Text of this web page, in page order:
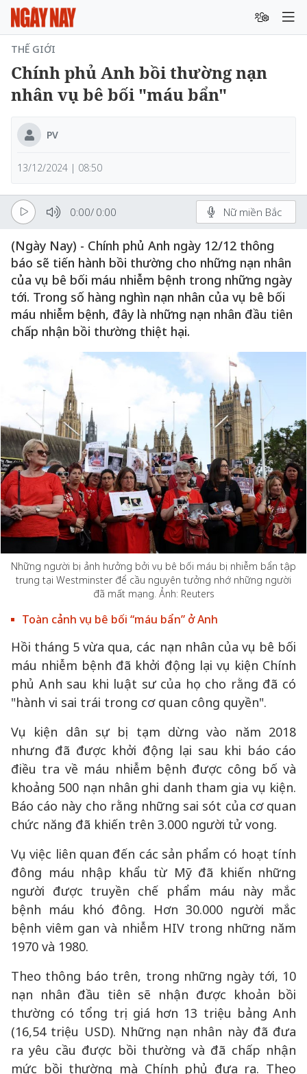
THẾ GIỚI
Chính phủ Anh bồi thường nạn
nhân vụ bê bối "máu bẩn"
PV
13/12/2024 | 08:50
0:00/ 0:00 Nữ miền Bắc
(Ngày Nay) - Chính phủ Anh ngày 12/12 thông
báo sẽ tiến hành bồi thường cho những nạn nhân
của vụ bê bối máu nhiễm bệnh trong những ngày
tới. Trong số hàng nghìn nạn nhân của vụ bê bối
máu nhiễm bệnh, đây là những nạn nhân đầu tiên
chấp nhận bồi thường thiệt hại.
Những người bị ảnh hưởng bởi vụ bê bối máu bị nhiễm bẩn tập
trung tại Westminster để cầu nguyện tưởng nhớ những người
đã mất mạng. Ảnh: Reuters
Toàn cảnh vụ bê bối “máu bẩn” ở Anh
Hồi tháng 5 vừa qua, các nạn nhân của vụ bê bối
máu nhiễm bệnh đã khởi động lại vụ kiện Chính
phủ Anh sau khi luật sư của họ cho rằng đã có
"hành vi sai trái trong cơ quan công quyền".
Vụ kiện dân sự bị tạm dừng vào năm 2018
nhưng đã được khởi động lại sau khi báo cáo
điều tra về máu nhiễm bệnh được công bố và
khoảng 500 nạn nhân ghi danh tham gia vụ kiện.
Báo cáo này cho rằng những sai sót của cơ quan
chức năng đã khiến trên 3.000 người tử vong.
Vụ việc liên quan đến các sản phẩm có hoạt tính
đông máu nhập khẩu từ Mỹ đã khiến những
người được truyền chế phẩm máu này mắc
bệnh máu khó đông. Hơn 30.000 người mắc
bệnh viêm gan và nhiễm HIV trong những năm
1970 và 1980.
Theo thông báo trên, trong những ngày tới, 10
nạn nhân đầu tiên sẽ nhận được khoản bồi
thường có tổng trị giá hơn 13 triệu bảng Anh
(16,54 triệu USD). Những nạn nhân này đã đưa
ra yêu cầu được bồi thường và đã chấp nhận
mức bồi thường mà Chính phủ đưa ra. Theo